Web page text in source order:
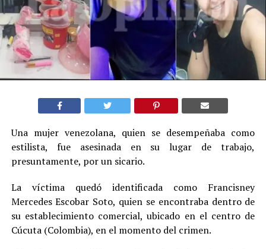
Una mujer venezolana, quien se desempeñaba como
estilista, fue asesinada en su lugar de trabajo,
presuntamente, por un sicario.
La víctima quedó identificada como Francisney
Mercedes Escobar Soto, quien se encontraba dentro de
su establecimiento comercial, ubicado en el centro de
Cúcuta (Colombia), en el momento del crimen.